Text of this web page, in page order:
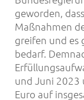
geworden,
Maßnahmen
greifen und es
bedarf.
und Juni 2023
Euro auf